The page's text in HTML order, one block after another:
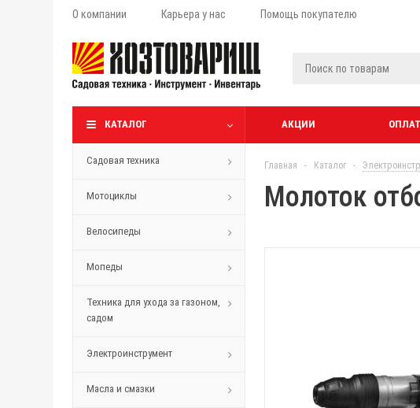
О компании Карьера у нас Помощь покупателю
КАТАЛОГ АКЦИИ
Садовая техника
Мотоциклы
Велосипеды
Мопеды
Техника для ухода за газоном,
садом
Электроинструмент
Масла и смазки
Главная - Каталог -
Молоток